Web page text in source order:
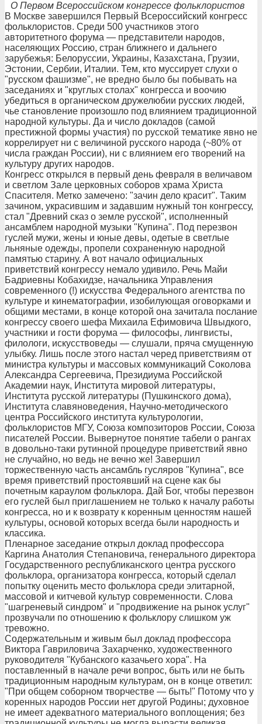
О Первом Всероссийском конгрессе фольклористов
В Москве завершился Первый Всероссийский конгресс
фольклористов. Среди 500 участников этого
авторитетного форума — представители народов,
населяющих Россию, стран ближнего и дальнего
зарубежья: Белоруссии, Украины, Казахстана, Грузии,
Эстонии, Сербии, Италии. Тем, кто муссирует слухи о
"русском фашизме", не вредно было бы побывать на
заседаниях и "круглых столах" конгресса и воочию
убедиться в органическом дружелюбии русских людей,
чье становление произошло под влиянием традиционной
народной культуры. Да и число докладов (самой
престижной формы участия) по русской тематике явно не
коррелирует ни с величиной русского народа (~80% от
числа граждан России), ни с влиянием его творений на
культуру других народов.
Конгресс открылся в первый день февраля в величавом
и светлом Зале церковных соборов храма Христа
Спасителя. Метко замечено: "зачин дело красит". Таким
зачином, украсившим и задавшим нужный тон конгрессу,
стал "Древний сказ о земле русской", исполненный
ансамблем народной музыки "Купина". Под перезвон
гуслей мужи, жены и юные девы, одетые в светлые
льняные одежды, пропели сохраненную народной
памятью старину. А вот начало официальных
приветствий конгрессу немало удивило. Речь Майи
Бадриевны Кобахидзе, начальника Управления
современного (!) искусства Федерального агентства по
культуре и кинематографии, изобилующая оговорками и
общими местами, в конце которой она зачитала послание
конгрессу своего шефа Михаила Ефимовича Швыдкого,
участники и гости форума — философы, лингвисты,
филологи, искусствоведы — слушали, пряча смущенную
улыбку. Лишь после этого настал черед приветствиям от
министра культуры и массовых коммуникаций Соколова
Александра Сергеевича, Президиума Российской
Академии наук, Института мировой литературы,
Института русской литературы (Пушкинского дома),
Института славяноведения, Научно-методического
центра Российского института культурологии,
фольклористов МГУ, Союза композиторов России, Союза
писателей России. Вывернутое понятие табели о рангах
в довольно-таки рутинной процедуре приветствий явно
не случайно, но ведь не вечно же! Завершил
торжественную часть ансамбль гусляров "Купина", все
время приветствий простоявший на сцене как бы
почетным караулом фольклора. Дай Бог, чтобы перезвон
его гуслей был приглашением не только к началу работы
конгресса, но и к возврату к коренным ценностям нашей
культуры, основой которых всегда были народность и
классика.
Пленарное заседание открыл доклад профессора
Каргина Анатолия Степановича, генерального директора
Государственного республиканского центра русского
фольклора, организатора конгресса, который сделал
попытку оценить место фольклора среди элитарной,
массовой и китчевой культур современности. Слова
"шагреневый синдром" и "продвижение на рынок услуг"
прозвучали по отношению к фольклору слишком уж
тревожно.
Содержательным и живым был доклад профессора
Виктора Гавриловича Захарченко, художественного
руководителя "Кубанского казачьего хора". На
поставленный в начале речи вопрос, быть или не быть
традиционным народным культурам, он в конце ответил:
"При общем соборном творчестве — быть!" Потому что у
коренных народов России нет другой Родины; духовное
не имеет адекватного материального воплощения; без